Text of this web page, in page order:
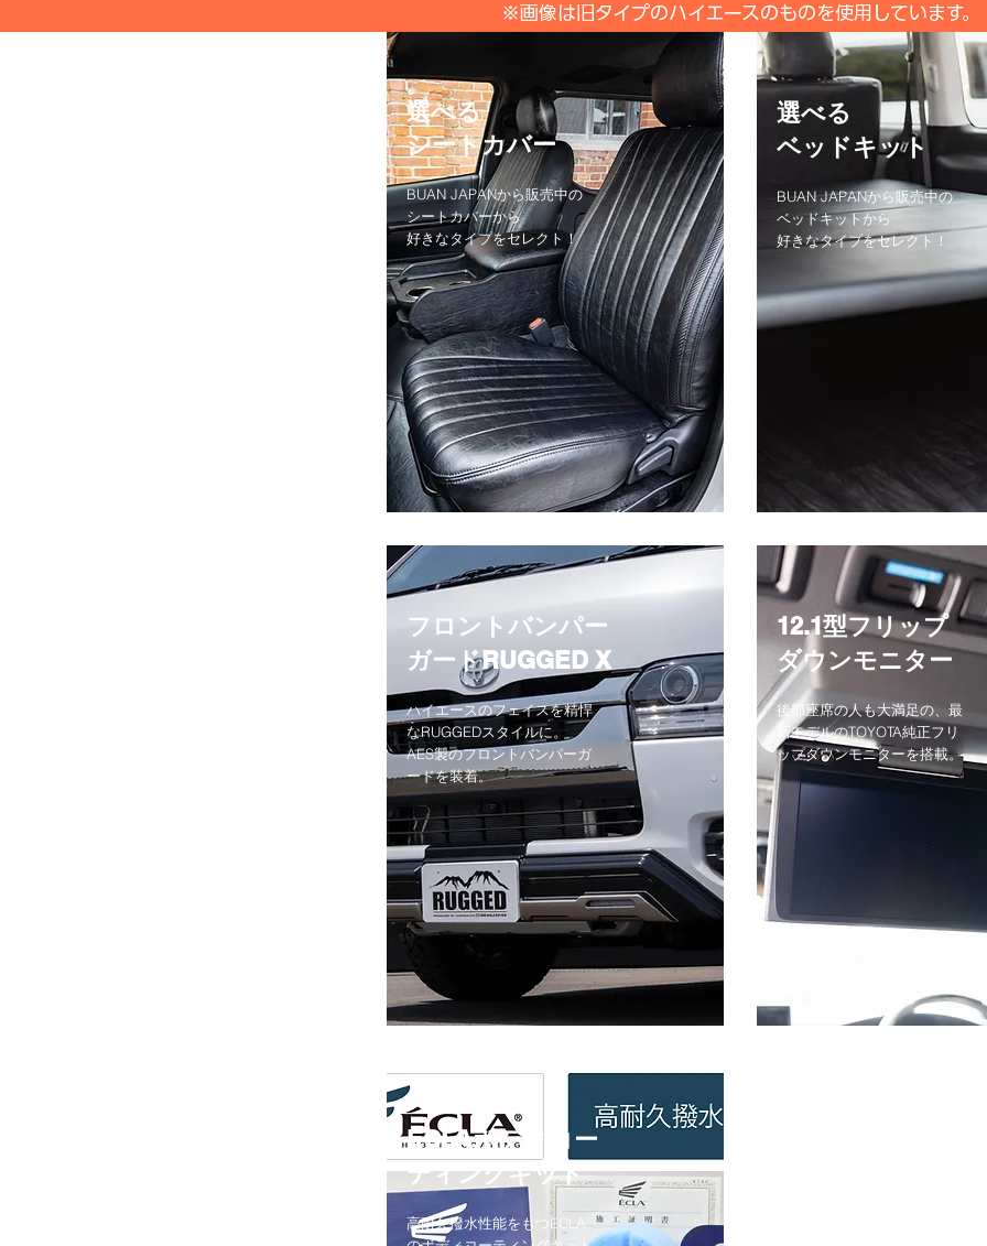
※画像は旧タイプのハイエースのものを使用しています。
選べる
シートカバー
BUAN JAPANから販売中の
シートカバーから
​好きなタイプをセレクト！
フロントバンパー
ガードRUGGED X
​ハイエースのフェイスを精悍
なRUGGEDスタイルに。
AES製のフロントバンパーガ
ードを装着。
ECLAボディコー
ティングキット
高耐久撥水性能をもつECLA
選べる
​ベッドキット
BUAN JAPANから販売中の
ベッドキットから
​好きなタイプをセレクト！
12.1型フリップ
​ダウンモニター
​後部座席の人も大満足の 、最
新モデルのTOYOTA純正フリ
ップダウンモニターを搭載。